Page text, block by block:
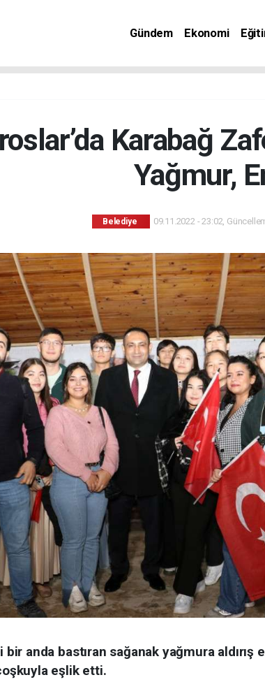
Gündem Ekonomi
Karabağ
Yağmur,
Belediye 09.11.2022 - 23:02,
anda bastıran sağanak yağmura aldırış
eşlik etti.